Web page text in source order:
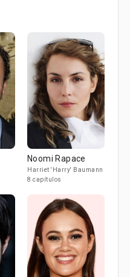
Noomi Rapace
Harriet 'Harry' Baumann
8 capítulos